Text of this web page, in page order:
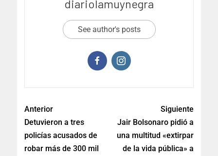
diariolamuynegra
See author's posts
Anterior
Detuvieron a tres
policías acusados de
robar más de 300 mil
Siguiente
Jair Bolsonaro pidió a
una multitud «extirpar
de la vida pública» a